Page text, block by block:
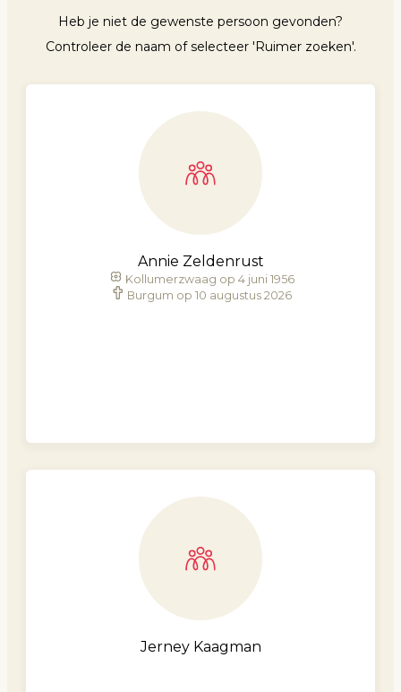
Heb je niet de gewenste persoon gevonden?
Controleer de naam of selecteer 'Ruimer zoeken'.
Annie Zeldenrust
Kollumerzwaag op 4 juni 1956
Burgum op 10 augustus 2026
Jerney Kaagman